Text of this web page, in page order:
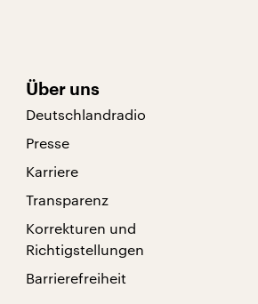
Über uns
Deutschlandradio
Presse
Karriere
Transparenz
Korrekturen und
Richtigstellungen
Barrierefreiheit